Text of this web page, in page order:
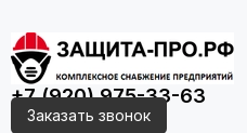
+7 (920) 975-33-63
Заказать звонок